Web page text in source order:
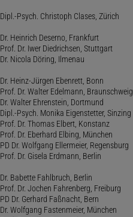
Dipl.-Psych. Christoph Clases, Zürich
Dr. Heinrich Deserno, Frankfurt
Prof. Dr. Iwer Diedrichsen, Stuttgart
Dr. Nicola Döring, Ilmenau
Dr. Heinz-Jürgen Ebenrett, Bonn
Prof. Dr. Walter Edelmann, Braunschweig
Dr. Walter Ehrenstein, Dortmund
Dipl.-Psych. Monika Eigenstetter, Sinzing
Prof. Dr. Thomas Elbert, Konstanz
Prof. Dr. Eberhard Elbing, München
PD Dr. Wolfgang Ellermeier, Regensburg
Prof. Dr. Gisela Erdmann, Berlin
Dr. Babette Fahlbruch, Berlin
Prof. Dr. Jochen Fahrenberg, Freiburg
PD Dr. Gerhard Faßnacht, Bern
Dr. Wolfgang Fastenmeier, München